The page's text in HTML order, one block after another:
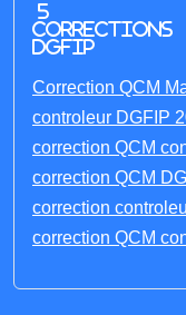
5
corrections
DGFIP
Correction QCM
controleur DGFIP
correction QCM
correction QCM
correction
correction QCM